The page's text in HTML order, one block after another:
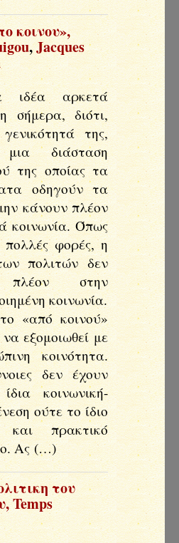
κοινου»,
,Jacques
ιδέα αρκετά
σήμερα, διότι,
της,
μια διάσταση
της οποίας τα
οδηγούν τα
κάνουν πλέον
κοινωνία. Όπως
πολλές φορές, η
πολιτών δεν
πλέον στην
κοινωνία.
«από κοινού»
εξομοιωθεί με
κοινότητα.
δεν έχουν
κοινωνική-
ούτε το ίδιο
και πρακτικό
Ας (…)
του
,Temps